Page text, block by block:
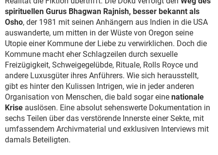
spirituellen Gurus Bhagwan Rajnish, besser bekannt als
Osho, der 1981 mit seinen Anhängern aus Indien in die USA
auswanderte, um mitten in der Wüste von Oregon seine
Utopie einer Kommune der Liebe zu verwirklichen. Doch die
Kommune macht eher Schlagzeilen durch sexuelle
Freizügigkeit, Schweigegelübde, Rituale, Rolls Royce und
andere Luxusgüter ihres Anführers. Wie sich herausstellt,
gibt es hinter den Kulissen Intrigen, wie in jeder anderen
Organisation von Menschen, die bald sogar eine nationale
Krise auslösen. Eine absolut sehenswerte Dokumentation in
sechs Teilen über das verstörende Innerste einer Sekte, mit
umfassendem Archivmaterial und exklusiven Interviews mit
damals Beteiligten.